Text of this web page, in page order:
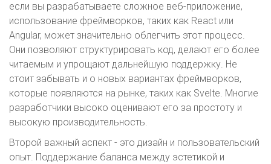
если вы разрабатываете сложное веб-приложение,
использование фреймворков, таких как React или
Angular, может значительно облегчить этот процесс.
Они позволяют структурировать код, делают его более
читаемым и упрощают дальнейшую поддержку. Не
стоит забывать и о новых вариантах фреймворков,
которые появляются на рынке, таких как Svelte. Многие
разработчики высоко оценивают его за простоту и
высокую производительность.
Второй важный аспект - это дизайн и пользовательский
опыт. Поддержание баланса между эстетикой и